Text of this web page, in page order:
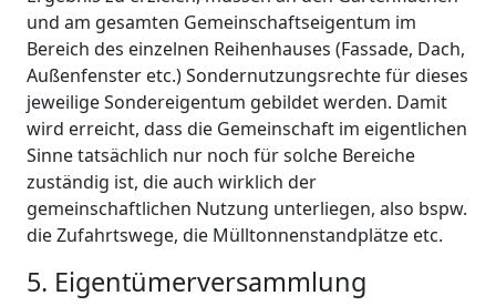
und am gesamten Gemeinschaftseigentum im
Bereich des einzelnen Reihenhauses (Fassade, Dach,
Außenfenster etc.) Sondernutzungsrechte für dieses
jeweilige Sondereigentum gebildet werden. Damit
wird erreicht, dass die Gemeinschaft im eigentlichen
Sinne tatsächlich nur noch für solche Bereiche
zuständig ist, die auch wirklich der
gemeinschaftlichen Nutzung unterliegen, also bspw.
die Zufahrtswege, die Mülltonnenstandplätze etc.
5. Eigentümerversammlung